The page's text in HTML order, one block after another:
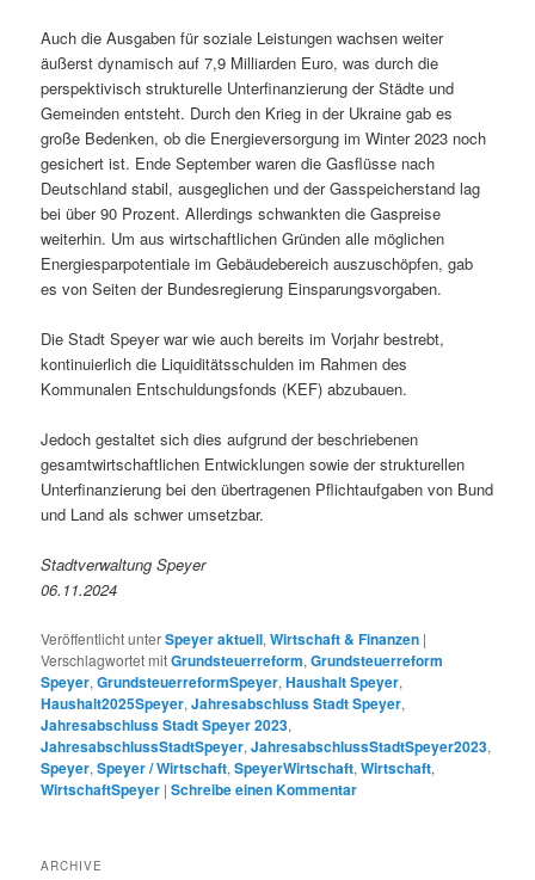
Auch die Ausgaben für soziale Leistungen wachsen weiter
äußerst dynamisch auf 7,9 Milliarden Euro, was durch die
perspektivisch strukturelle Unterfinanzierung der Städte und
Gemeinden entsteht. Durch den Krieg in der Ukraine gab es
große Bedenken, ob die Energieversorgung im Winter 2023 noch
gesichert ist. Ende September waren die Gasflüsse nach
Deutschland stabil, ausgeglichen und der Gasspeicherstand lag
bei über 90 Prozent. Allerdings schwankten die Gaspreise
weiterhin. Um aus wirtschaftlichen Gründen alle möglichen
Energiesparpotentiale im Gebäudebereich auszuschöpfen, gab
es von Seiten der Bundesregierung Einsparungsvorgaben.
Die Stadt Speyer war wie auch bereits im Vorjahr bestrebt,
kontinuierlich die Liquiditätsschulden im Rahmen des
Kommunalen Entschuldungsfonds (KEF) abzubauen.
Jedoch gestaltet sich dies aufgrund der beschriebenen
gesamtwirtschaftlichen Entwicklungen sowie der strukturellen
Unterfinanzierung bei den übertragenen Pflichtaufgaben von Bund
und Land als schwer umsetzbar.
Stadtverwaltung Speyer
06.11.2024
Veröffentlicht unterSpeyer aktuell,Wirtschaft & Finanzen |
Verschlagwortet mitGrundsteuerreform,Grundsteuerreform
Speyer,GrundsteuerreformSpeyer,Haushalt Speyer,
Haushalt2025Speyer,Jahresabschluss Stadt Speyer,
Jahresabschluss Stadt Speyer 2023,
JahresabschlussStadtSpeyer,JahresabschlussStadtSpeyer2023,
Speyer,Speyer / Wirtschaft,SpeyerWirtschaft,Wirtschaft,
WirtschaftSpeyer |Schreibe einen Kommentar
ARCHIVE